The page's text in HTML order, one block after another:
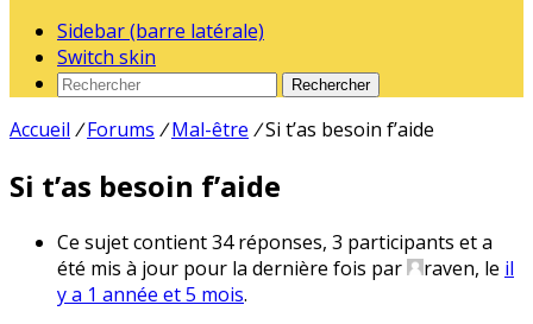
Sidebar (barre latérale)
Switch skin
Rechercher
Accueil / Forums / Mal-être /Si t’as besoin f’aide
Si t’as besoin f’aide
Ce sujet contient 34 réponses, 3 participants et a
été mis à jour pour la dernière fois par
raven, le il
y a 1 année et 5 mois.